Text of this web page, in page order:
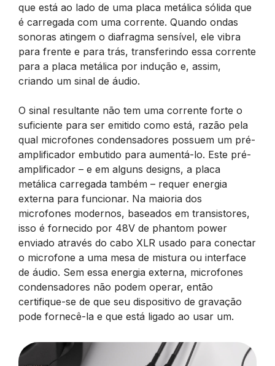
que está ao lado de uma placa metálica sólida que
é carregada com uma corrente. Quando ondas
sonoras atingem o diafragma sensível, ele vibra
para frente e para trás, transferindo essa corrente
para a placa metálica por indução e, assim,
criando um sinal de áudio.
O sinal resultante não tem uma corrente forte o
suficiente para ser emitido como está, razão pela
qual microfones condensadores possuem um pré-
amplificador embutido para aumentá-lo. Este pré-
amplificador – e em alguns designs, a placa
metálica carregada também – requer energia
externa para funcionar. Na maioria dos
microfones modernos, baseados em transistores,
isso é fornecido por 48V de phantom power
enviado através do cabo XLR usado para conectar
o microfone a uma mesa de mistura ou interface
de áudio. Sem essa energia externa, microfones
condensadores não podem operar, então
certifique-se de que seu dispositivo de gravação
pode fornecê-la e que está ligado ao usar um.